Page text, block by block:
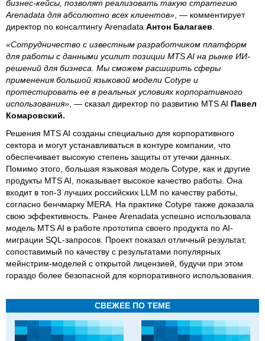
бизнес-кейсы, позволят реализовать такую стратегию
Arenadata для абсолютно всех клиентов» , — комментирует
директор по консалтингу Arenadata Антон Балагаев
«Сотрудничество с известным разработчиком платформ
для работы с данными усилит позиции MTS AI на рынке ИИ-
решений для бизнеса. Мы сможем расширить сферы
применения большой языковой модели Cotype и
протестировать ее в реальных условиях корпоративного
использования» , — сказал директор по развитию MTS AI Павел
Комаровский.
Решения MTS AI созданы специально для корпоративного
сектора и могут устанавливаться в контуре компании, что
обеспечивает высокую степень защиты от утечки данных.
Помимо этого, большая языковая модель Cotype, как и другие
продукты MTS AI, показывает высокое качество работы. Она
входит в топ-3 лучших российских LLM по качеству работы,
согласно бенчмарку MERA. На практике Cotype также доказала
свою эффективность. Ранее Arenadata успешно использовала
модель MTS AI в работе прототипа своего продукта по AI-
миграции SQL-запросов. Проект показал отличный результат,
сопоставимый по качеству с результатами популярных
мейнстрим-моделей с открытой лицензией, будучи при этом
гораздо более безопасной для корпоративного использования.
СВЕЖЕЕ ПО ТЕМЕ